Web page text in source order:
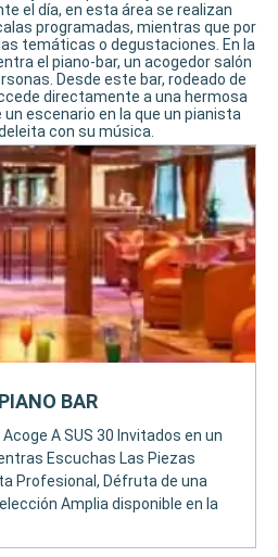
el día, en esta área se realizan
programadas, mientras que por
temáticas o degustaciones. En la
el piano-bar, un acogedor salón
Desde este bar, rodeado de
directamente a una hermosa
escenario en la que un pianista
con su música.
A SUS 30 Invitados en un
Escuchas Las Piezas
Profesional, Défruta de una
Amplia disponible en la
PIANO BAR